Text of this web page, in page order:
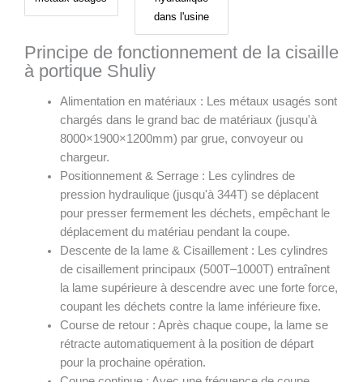
dans l'usine
Principe de fonctionnement de la cisaille
à portique Shuliy
Alimentation en matériaux : Les métaux usagés sont
chargés dans le grand bac de matériaux (jusqu'à
8000×1900×1200mm) par grue, convoyeur ou
chargeur.
Positionnement & Serrage : Les cylindres de
pression hydraulique (jusqu'à 344T) se déplacent
pour presser fermement les déchets, empêchant le
déplacement du matériau pendant la coupe.
Descente de la lame & Cisaillement : Les cylindres
de cisaillement principaux (500T–1000T) entraînent
la lame supérieure à descendre avec une forte force,
coupant les déchets contre la lame inférieure fixe.
Course de retour : Après chaque coupe, la lame se
rétracte automatiquement à la position de départ
pour la prochaine opération.